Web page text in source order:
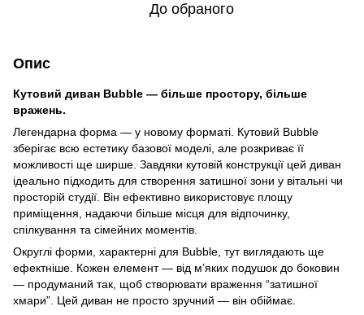
До обраного
Опис
Кутовий диван Bubble — більше простору, більше
вражень.
Легендарна форма — у новому форматі. Кутовий Bubble
зберігає всю естетику базової моделі, але розкриває її
можливості ще ширше. Завдяки кутовій конструкції цей диван
ідеально підходить для створення затишної зони у вітальні чи
просторій студії. Він ефективно використовує площу
приміщення, надаючи більше місця для відпочинку,
спілкування та сімейних моментів.
Округлі форми, характерні для Bubble, тут виглядають ще
ефектніше. Кожен елемент — від м’яких подушок до боковин
— продуманий так, щоб створювати враження “затишної
хмари”. Цей диван не просто зручний — він обіймає.